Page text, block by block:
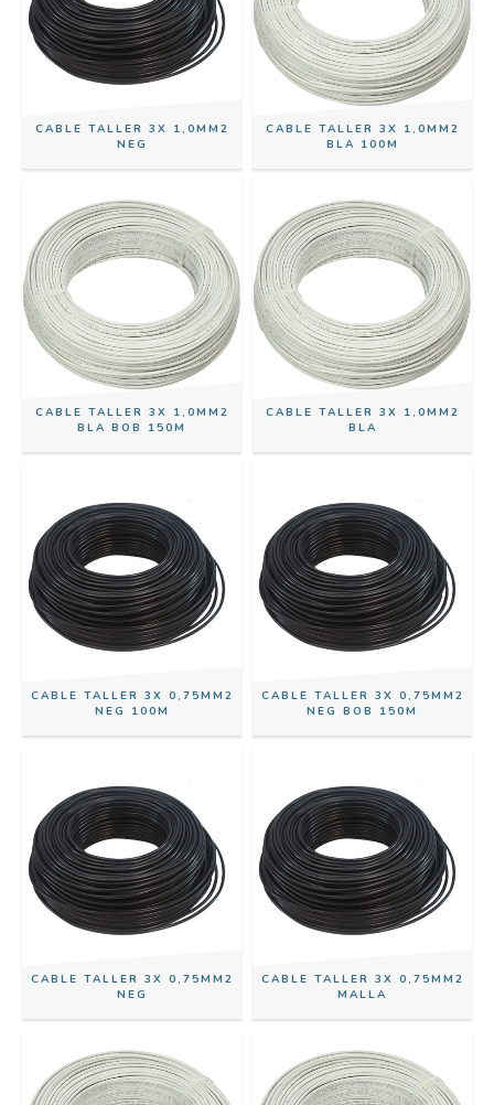
CABLE TALLER 3X 1,0MM2
NEG
CABLE TALLER 3X 1,0MM2
BLA 100M
CABLE TALLER 3X 1,0MM2
BLA BOB 150M
CABLE TALLER 3X 1,0MM2
BLA
CABLE TALLER 3X 0,75MM2
NEG 100M
CABLE TALLER 3X 0,75MM2
NEG BOB 150M
CABLE TALLER 3X 0,75MM2
NEG
CABLE TALLER 3X 0,75MM2
MALLA